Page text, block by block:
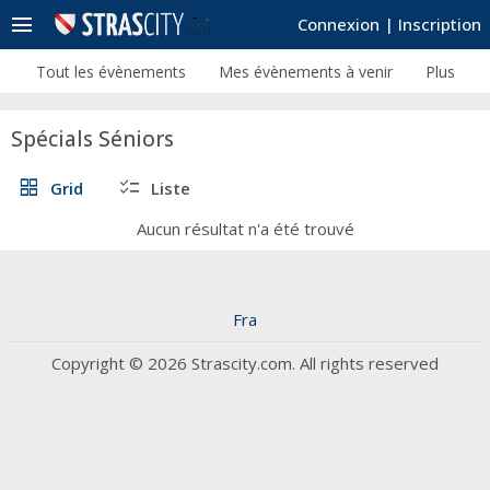
Connexion | Inscription
menu
Tout les évènements Mes évènements à venir Plus
Spécials Séniors
grid_view Grid checklist Liste
Aucun résultat n'a été trouvé
Fra
Copyright © 2026 Strascity.com. All rights reserved